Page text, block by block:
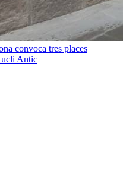
convoca tres places
Antic